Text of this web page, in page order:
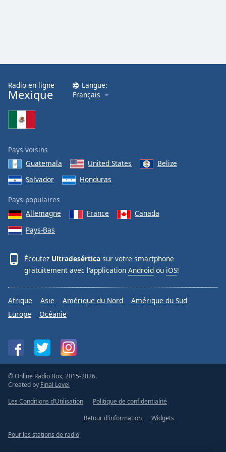
Radio en ligne
Mexique
Langue:
Français
Pays voisins
Guatemala
United States
Belize
Salvador
Honduras
Pays populaires
Allemagne
France
Canada
Pays-Bas
Écoutez Ultradesértica sur votre smartphone
gratuitement avec l'application Android ou iOS!
Afrique Asie Amérique du Nord
Amérique du Sud
Europe
Océanie
© Online Radio Box, 2015-2026.
Created by Final Level
Les Conditions d’Utilisation
Politique de confidentialité
Retour d'information
Widgets
Pour les stations de radio